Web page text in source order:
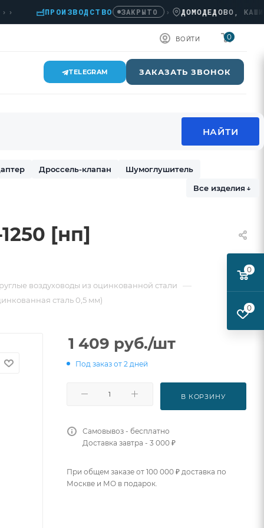
ПРОИЗВОДСТВО ЗАКРЫТО › ДОМОДЕДОВО,
ВОЙТИ 0
TELEGRAM ЗАКАЗАТЬ ЗВОНОК
Дроссель-клапан
Шумоглушитель
Все изделия ↓
[нп]
воздуховоды из оцинкованной стали —
сталь 0,5 мм)
1 409 руб./шт
Под заказ от 2 дней
В КОРЗИНУ
Самовывоз - бесплатно
Доставка завтра - 3 000 ₽
При общем заказе от 100 000 ₽ доставка по
Москве и МО в подарок.
0
0